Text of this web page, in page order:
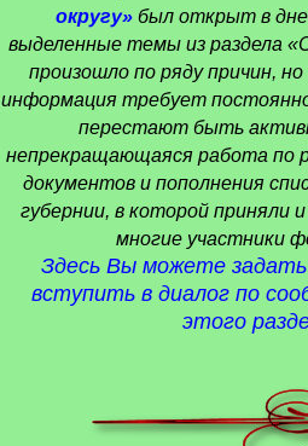
округу» был открыт в
выделенные темы из раздела
произошло по ряду причин,
информация требует
перестают быть
непрекращающаяся работа по
документов и пополнения
губернии, в которой приняли
многие участники
Здесь Вы можете
вступить в диалог по
этого